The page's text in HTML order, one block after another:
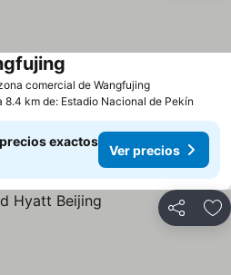
comercial de Wangfujing
8.4 km de: Estadio Nacional de Pekín
exactos
Ver precios
Compartir